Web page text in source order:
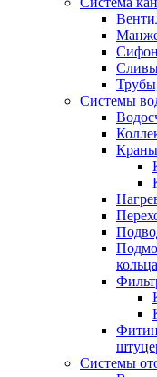
Системы
кольца
Системы